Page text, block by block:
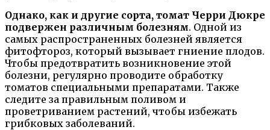
Однако, как и другие сорта, томат Черри Дюкре
подвержен различным болезням. Одной из
самых распространенных болезней является
фитофтороз, который вызывает гниение плодов.
Чтобы предотвратить возникновение этой
болезни, регулярно проводите обработку
томатов специальными препаратами. Также
следите за правильным поливом и
проветриванием растений, чтобы избежать
грибковых заболеваний.